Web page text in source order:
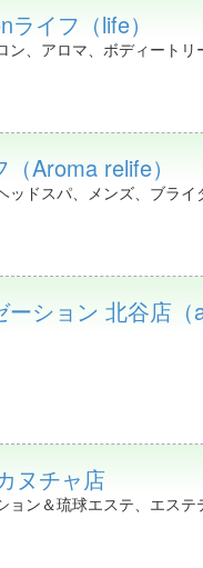
イフ（life）
ン、アロマ、ボディートリ
Aroma relife）
ッドスパ、メンズ、ブライ
ーション 北谷店（
ヌチャ店
ョン＆琉球エステ、エステ